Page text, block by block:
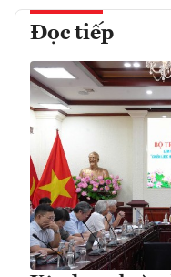
Đọc tiếp